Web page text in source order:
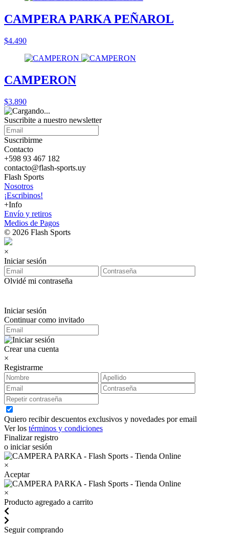
CAMPERA PARKA PEÑAROL
$4.490
CAMPERON
$3.890
Suscribite a nuestro newsletter
Suscribirme
Contacto
+598 93 467 182
contacto@flash-sports.uy
Flash Sports
Nosotros
¡Escribinos!
+Info
Envío y retiros
Medios de Pagos
© 2026 Flash Sports
×
Iniciar sesión
Olvidé mi contraseña
Iniciar sesión
Continuar como invitado
Crear una cuenta
×
Registrarme
Quiero recibir descuentos exclusivos y novedades por email
Ver los términos y condiciones
Finalizar registro
o iniciar sesión
×
Aceptar
×
Producto agregado a carrito
Seguir comprando